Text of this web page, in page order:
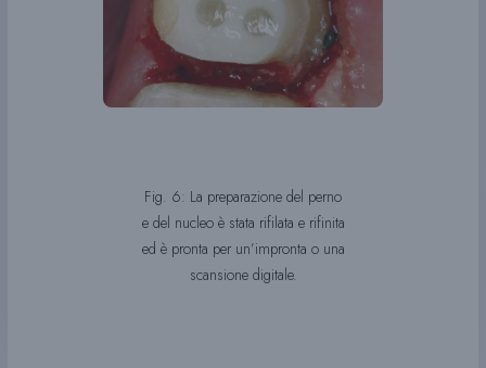
Fig. 6: La preparazione del perno
e del nucleo è stata rifilata e rifinita
ed è pronta per un’impronta o una
scansione digitale.